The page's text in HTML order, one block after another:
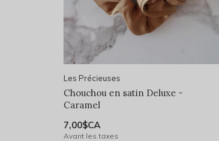
Les Précieuses
Chouchou en satin Deluxe -
Caramel
7,00$CA
Avant les taxes